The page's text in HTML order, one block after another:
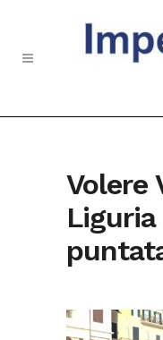
Volere
Liguria